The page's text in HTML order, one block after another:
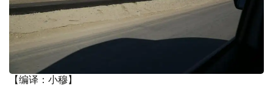
【编译：小穆】